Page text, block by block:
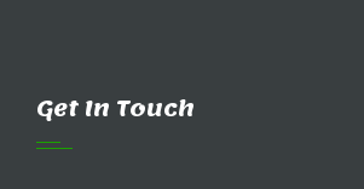
Get In Touch